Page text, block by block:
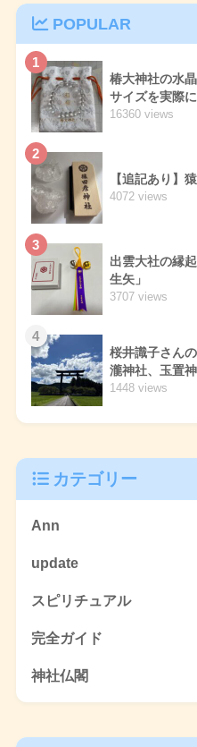
POPULAR
1
椿大神社の水
サイズを実際
16360 views
2
【追記あり】
4072 views
3
出雲大社の縁
生矢」
3707 views
4
桜井識子さん
瀧神社、玉置神
1448 views
カテゴリー
Ann
update
スピリチュアル
完全ガイド
神社仏閣